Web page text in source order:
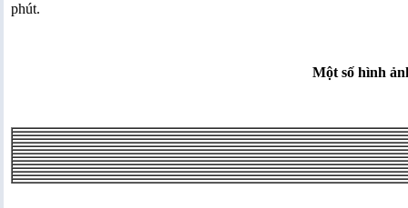
phút.
Một số hình